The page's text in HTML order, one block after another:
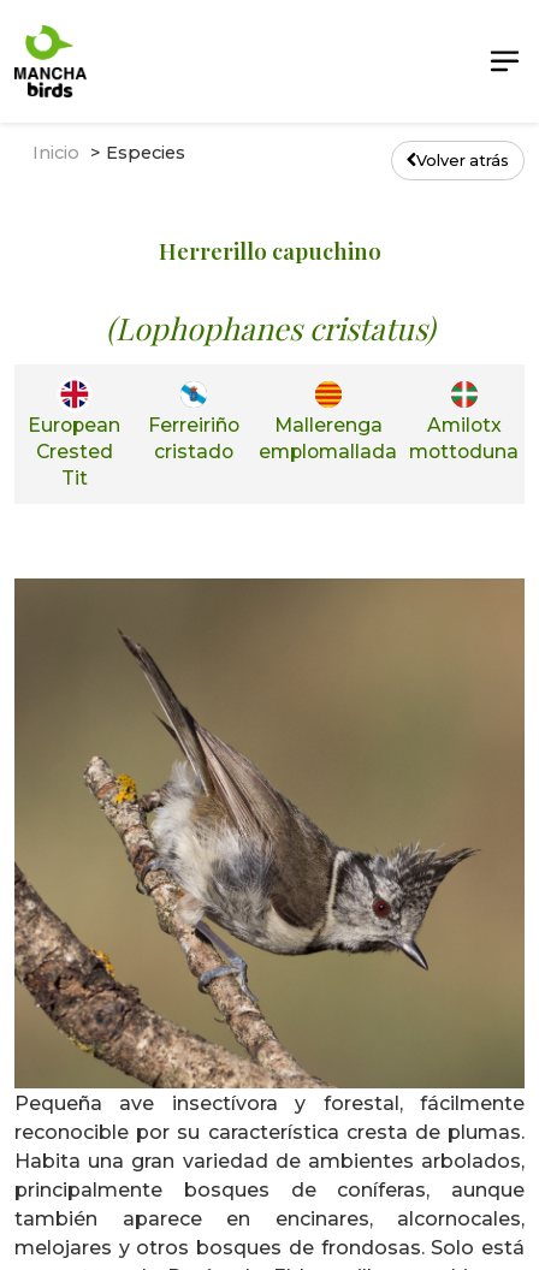
Inicio Especies Volver atrás
Herrerillo capuchino
(Lophophanes cristatus)
European
Crested
Tit
Ferreiriño
cristado
Mallerenga
emplomallada
Amilotx
mottoduna
Pequeña ave insectívora y forestal, fácilmente
reconocible por su característica cresta de plumas.
Habita una gran variedad de ambientes arbolados,
principalmente bosques de coníferas, aunque
también aparece en encinares, alcornocales,
melojares y otros bosques de frondosas. Solo está